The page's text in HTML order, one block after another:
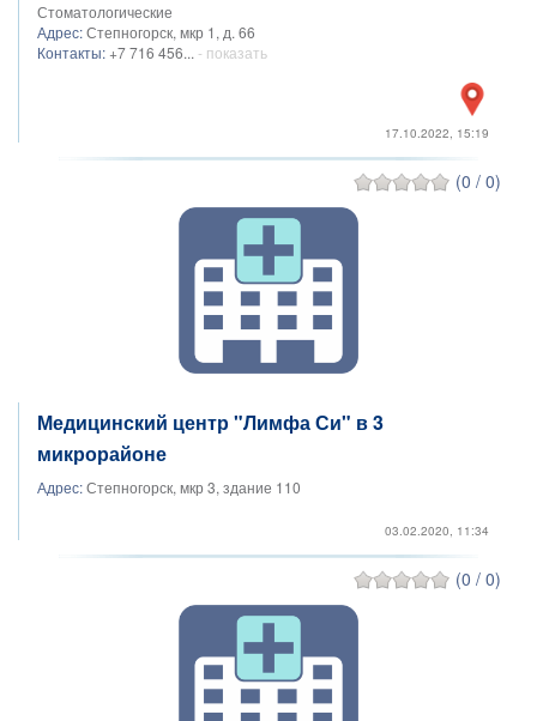
Стоматологические
Адрес:Степногорск, мкр 1, д. 66
Контакты: +7 716 456... - показать
17.10.2022, 15:19
(0 / 0)
Медицинский центр "Лимфа Си" в 3
микрорайоне
Адрес:Степногорск, мкр 3, здание 110
03.02.2020, 11:34
(0 / 0)